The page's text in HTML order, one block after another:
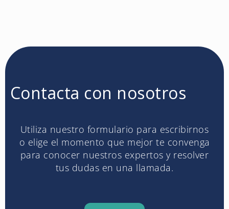
Contacta con nosotros
Utiliza nuestro formulario para escribirnos
o elige el momento que mejor te convenga
para conocer nuestros expertos y resolver
tus dudas en una llamada.